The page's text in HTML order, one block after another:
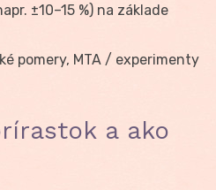
±10–15 %) na základe
pomery, MTA / experimenty
a ako